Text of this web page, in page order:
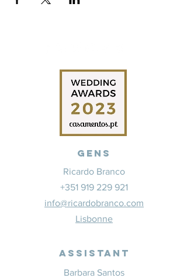
Gens
Ricardo Branco
+351 919 229 921
info@ricardobranco.com
Lisbonne
Assistant
Barbara Santos